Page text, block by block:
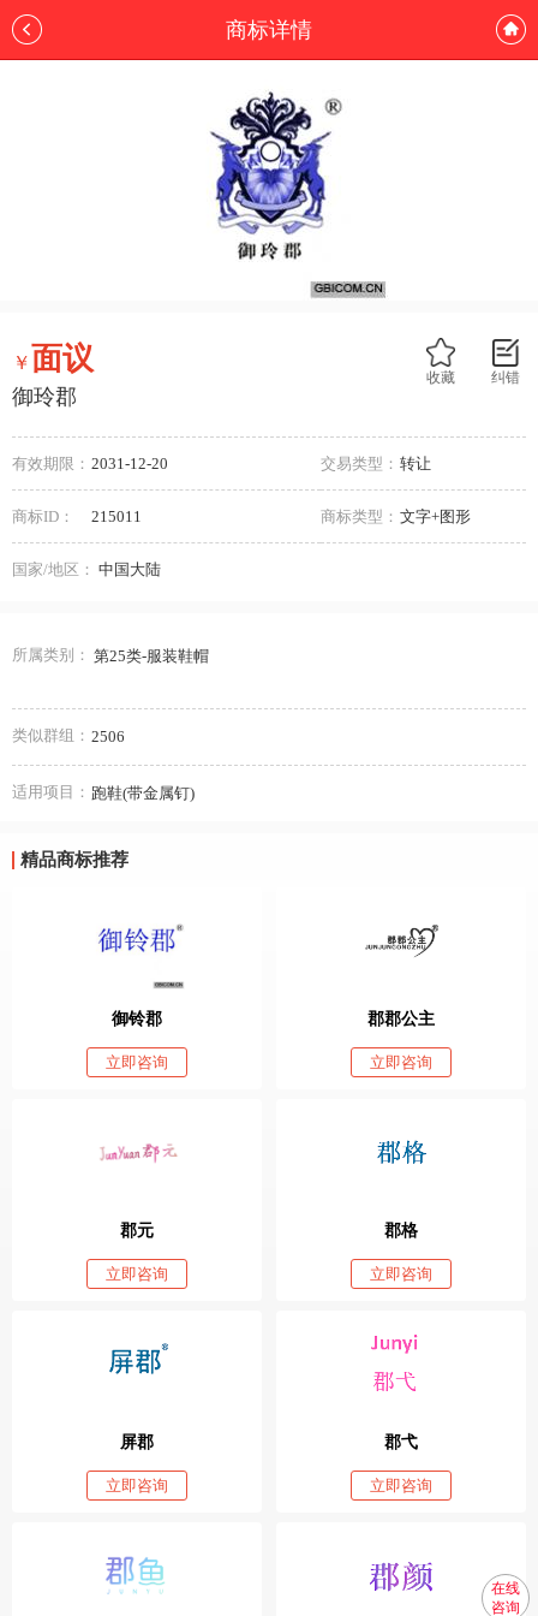
商标详情
纠错
收藏
￥面议
御玲郡
有效期限： 2031-12-20 交易类型： 转让
商标ID： 215011 商标类型： 文字+图形
国家/地区： 中国大陆
所属类别： 第25类-服装鞋帽
类似群组： 2506
适用项目： 跑鞋(带金属钉)
精品商标推荐
御铃郡
立即咨询
郡郡公主
立即咨询
郡元
立即咨询
郡格
立即咨询
屏郡
立即咨询
郡弋
立即咨询
在线
咨询